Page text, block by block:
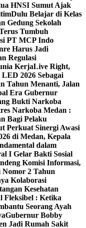
HNSI Sumut Ajak
Dulu Belajar di Kelas
Gedung Sekolah
Tumbuh
PT MCP Indo
Harus Jadi
Regulasi
KerjaLive Right,
2026 Sebagai
Tahun Menanti, Jalan
Era Gubernur
Bukti Narkoba
Narkoba Medan :
Bagi Pelaku
Perkuat Sinergi Awasi
di Medan, Kepala
dalam
I Gelar Bakti Sosial
Komisi Informasi,
Nomor 2 Tahun
Kolaborasi
Kesehatan
Fleksibel : Ketika
Seorang Ayah
Gubernur Bobby
Jadi Rumah Sakit